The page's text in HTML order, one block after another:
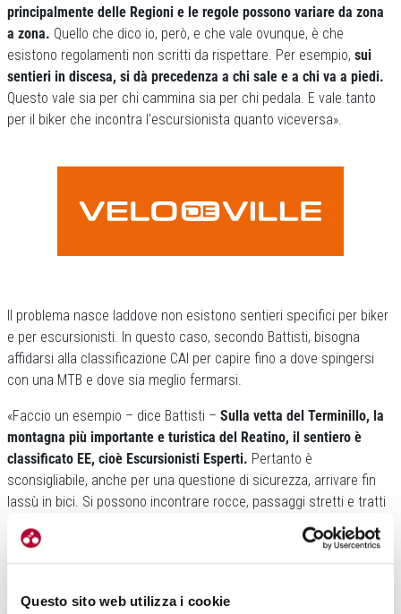
Questo sito web utilizza i cookie
principalmente delle Regioni e le regole possono variare da zona
a zona. Quello che dico io, però, e che vale ovunque, è che
esistono regolamenti non scritti da rispettare. Per esempio, sui
sentieri in discesa, si dà precedenza a chi sale e a chi va a piedi.
Questo vale sia per chi cammina sia per chi pedala. E vale tanto
per il biker che incontra l’escursionista quanto viceversa».
Il problema nasce laddove non esistono sentieri specifici per biker
e per escursionisti. In questo caso, secondo Battisti, bisogna
affidarsi alla classificazione CAI per capire fino a dove spingersi
con una MTB e dove sia meglio fermarsi.
«Faccio un esempio – dice Battisti – Sulla vetta del Terminillo, la
montagna più importante e turistica del Reatino, il sentiero è
classificato EE, cioè Escursionisti Esperti. Pertanto è
sconsigliabile, anche per una questione di sicurezza, arrivare fin
lassù in bici. Si possono incontrare rocce, passaggi stretti e tratti
esposti. Quei sentieri sono sconsigliati». Sconsigliati, notate bene,
Battisti non ha usato, né ha potuto usare il termine vietati. Sempre
perché, ed anche in questo caso, manca una normativa valida su